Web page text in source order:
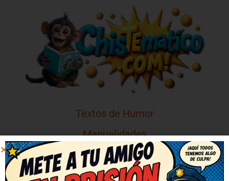
Textos de Humor
Manualidades
Juegos de Lógica